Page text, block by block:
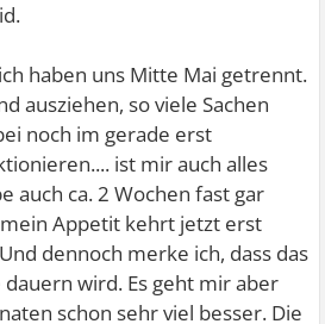
haben uns Mitte Mai getrennt.
ausziehen, so viele Sachen
noch im gerade erst
ist mir auch alles
auch ca. 2 Wochen fast gar
Appetit kehrt jetzt erst
Und dennoch merke ich, dass das
wird. Es geht mir aber
schon sehr viel besser. Die